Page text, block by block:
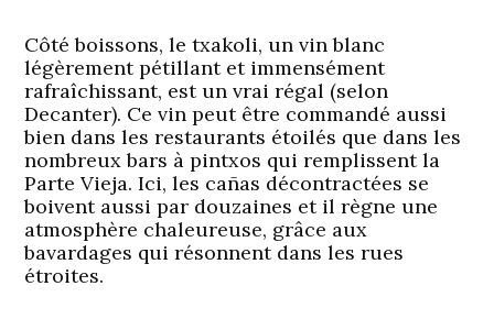
Côté boissons, le txakoli, un vin blanc
légèrement pétillant et immensément
rafraîchissant, est un vrai régal (selon
Decanter). Ce vin peut être commandé aussi
bien dans les restaurants étoilés que dans les
nombreux bars à pintxos qui remplissent la
Parte Vieja. Ici, les cañas décontractées se
boivent aussi par douzaines et il règne une
atmosphère chaleureuse, grâce aux
bavardages qui résonnent dans les rues
étroites.